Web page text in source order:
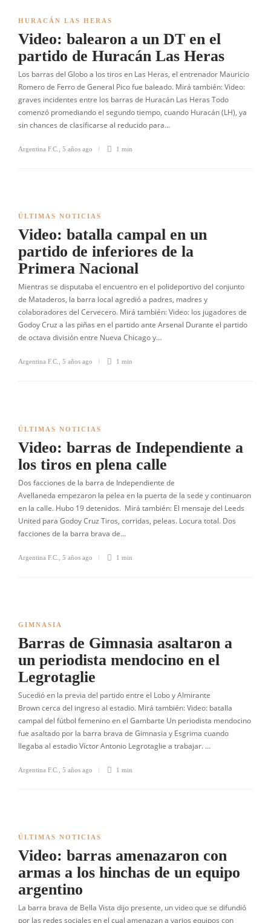
HURACÁN LAS HERAS
Video: balearon a un DT en el
partido de Huracán Las Heras
Los barras del Globo a los tiros en Las Heras, el entrenador Mauricio
Romero de Ferro de General Pico fue baleado. Mirá también: Video:
graves incidentes entre los barras de Huracán Las Heras Todo
comenzó promediando el segundo tiempo, cuando Huracán (LH), ya
sin chances de clasificarse al reducido para…
Argentina F.C. 5 años ago 1 min
ÚLTIMAS NOTICIAS
Video: batalla campal en un
partido de inferiores de la
Primera Nacional
Mientras se disputaba el encuentro en el polideportivo del conjunto
de Mataderos, la barra local agredió a padres, madres y
colaboradores del Cervecero. Mirá también: Video: los jugadores de
Godoy Cruz a las piñas en el partido ante Arsenal Durante el partido
de octava división entre Nueva Chicago y…
Argentina F.C. 5 años ago 1 min
ÚLTIMAS NOTICIAS
Video: barras de Independiente a
los tiros en plena calle
Dos facciones de la barra de Independiente de
Avellaneda empezaron la pelea en la puerta de la sede y continuaron
en la calle. Hubo 19 detenidos. Mirá también: El mensaje del Leeds
United para Godoy Cruz Tiros, corridas, peleas. Locura total. Dos
facciones de la barra brava de…
Argentina F.C. 5 años ago 1 min
GIMNASIA
Barras de Gimnasia asaltaron a
un periodista mendocino en el
Legrotaglie
Sucedió en la previa del partido entre el Lobo y Almirante
Brown cerca del ingreso al estadio. Mirá también: Video: batalla
campal del fútbol femenino en el Gambarte Un periodista mendocino
fue asaltado por la barra brava de Gimnasia y Esgrima cuando
llegaba al estadio Víctor Antonio Legrotaglie a trabajar. …
Argentina F.C. 5 años ago 1 min
ÚLTIMAS NOTICIAS
Video: barras amenazaron con
armas a los hinchas de un equipo
argentino
La barra brava de Bella Vista dijo presente, un video que se difundió
por las redes sociales en el cual amenazan a varios equipos con